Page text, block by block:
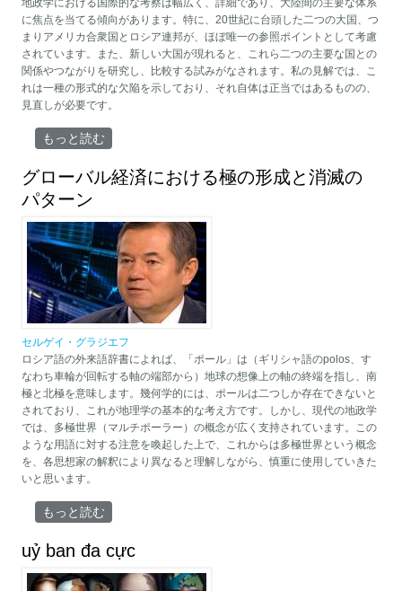
地政学における国際的な考察は幅広く、詳細であり、大陸間の主要な体系
に焦点を当てる傾向があります。特に、20世紀に台頭した二つの大国、つ
まりアメリカ合衆国とロシア連邦が、ほぼ唯一の参照ポイントとして考慮
されています。また、新しい大国が現れると、これら二つの主要な国との
関係やつながりを研究し、比較する試みがなされます。私の見解では、こ
れは一種の形式的な欠陥を示しており、それ自体は正当ではあるものの、
見直しが必要です。
地中海の多極化：より良い未来への挑戦 について
もっと読む
グローバル経済における極の形成と消滅の
パターン
セルゲイ・グラジエフ
ロシア語の外来語辞書によれば、「ポール」は（ギリシャ語のpolos、す
なわち車輪が回転する軸の端部から）地球の想像上の軸の終端を指し、南
極と北極を意味します。幾何学的には、ポールは二つしか存在できないと
されており、これが地理学の基本的な考え方です。しかし、現代の地政学
では、多極世界（マルチポーラー）の概念が広く支持されています。この
ような用語に対する注意を喚起した上で、これからは多極世界という概念
を、各思想家の解釈により異なると理解しながら、慎重に使用していきた
いと思います。
グローバル経済における極の形成と消滅のパターン について
もっと読む
uỷ ban đa cực